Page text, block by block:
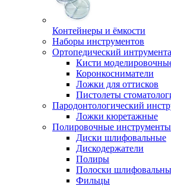
Контейнеры и ёмкости
Наборы инструментов
Ортопедический
Кисти
Коронкосниматели
Ложки для оттисков
Пистолеты
Пародонтологический
Ложки кюретажные
Полировочные инструменты
Диски шлифовальные
Дискодержатели
Полиры
Полоски
Фильцы